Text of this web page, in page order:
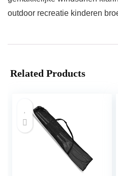
outdoor recreatie kinderen
Related Products